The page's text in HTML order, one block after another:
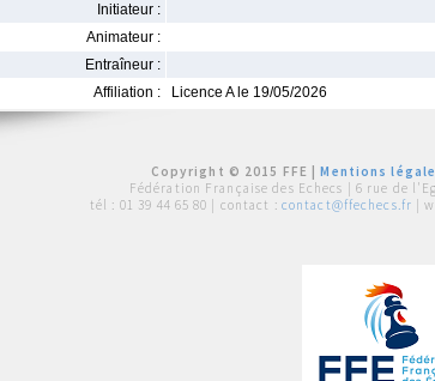
Initiateur :
Animateur :
Entraîneur :
Affiliation :
Licence A le 19/05/2026
Copyright © 2015 FFE |Mentions
Fédération Française des Echecs | 6 rue de
tél : 01 39 44 65 80 | contact : contact@ffechecs.fr |